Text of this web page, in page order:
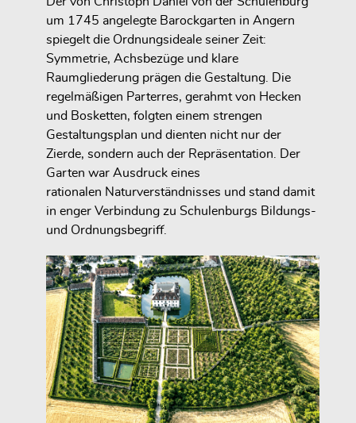
um 1745 angelegte Barockgarten in Angern
spiegelt die Ordnungsideale seiner Zeit:
Symmetrie, Achsbezüge und klare
Raumgliederung prägen die Gestaltung. Die
regelmäßigen Parterres, gerahmt von Hecken
und Bosketten, folgten einem strengen
Gestaltungsplan und dienten nicht nur der
Zierde, sondern auch der Repräsentation. Der
Garten war Ausdruck eines
rationalen Naturverständnisses und stand damit
in enger Verbindung zu Schulenburgs Bildungs-
und Ordnungsbegriff.